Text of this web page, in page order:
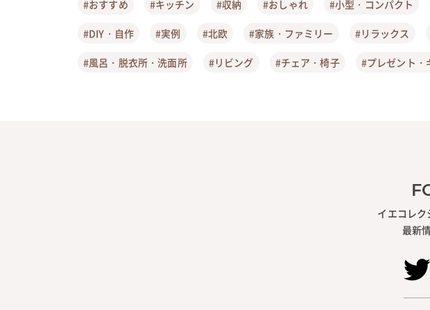
#おすすめ #キッチン #収納 #おしゃれ #小型・コンパクト
#DIY・自作 #実例 #北欧 #家族・ファミリー #リラックス
#風呂・脱衣所・洗面所 #リビング #チェア・椅子 #プレゼント・
イエコレク
最新